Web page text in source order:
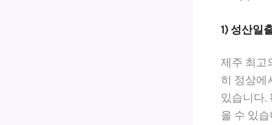
1) 성산일
제주 최고
히 정상에
있습니다.
을 수 있